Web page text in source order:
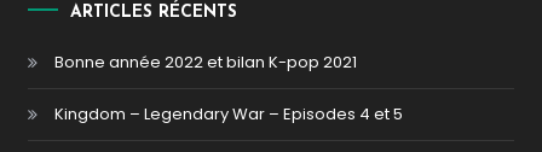
ARTICLES RÉCENTS
Bonne année 2022 et bilan K-pop 2021
Kingdom – Legendary War – Episodes 4 et 5